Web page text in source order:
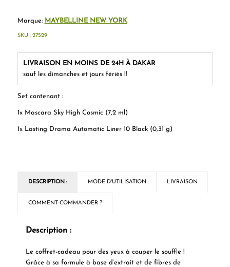
Set contenant :
1x Mascara Sky High Cosmic (7,2 ml)
1x Lasting Drama Automatic Liner 10 Black (0,31 g)
Marque: MAYBELLINE NEW YORK
LIVRAISON EN MOINS DE 24H À DAKAR
sauf les dimanches et jours fériés !!
SKU : 27529
DESCRIPTION : MODE D'UTILISATION LIVRAISON
COMMENT COMMANDER ?
Description :
Le coffret-cadeau pour des yeux à couper le souffle !
Grâce à sa formule à base d’extrait et de fibres de